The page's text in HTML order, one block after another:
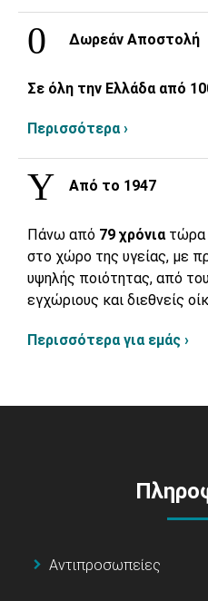
Δωρεάν Αποστολή
Σε όλη την Ελλάδα από
Περισσότερα ›
Από το 1947
Πάνω από 79 χρόνια τώρα
στο χώρο της υγείας, με
υψηλής ποιότητας, από
εγχώριους και διεθνείς
Περισσότερα για εμάς ›
Αντιπροσωπείες